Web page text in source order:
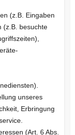
(z.B. Eingaben
(z.B. besuchte
unseres
Erbringung
(Art. 6 Abs.